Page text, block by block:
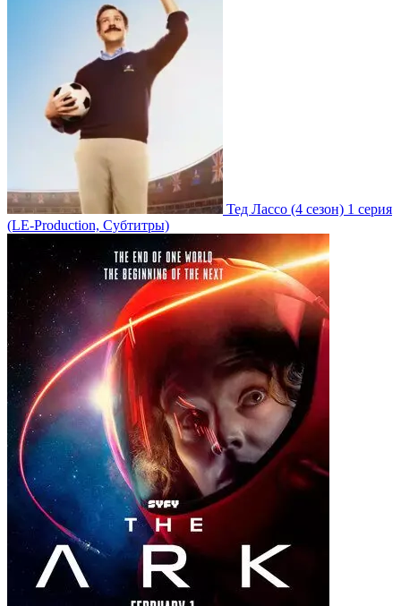
Тед Лассо (4 сезон) 1 серия
(LE-Production, Субтитры)